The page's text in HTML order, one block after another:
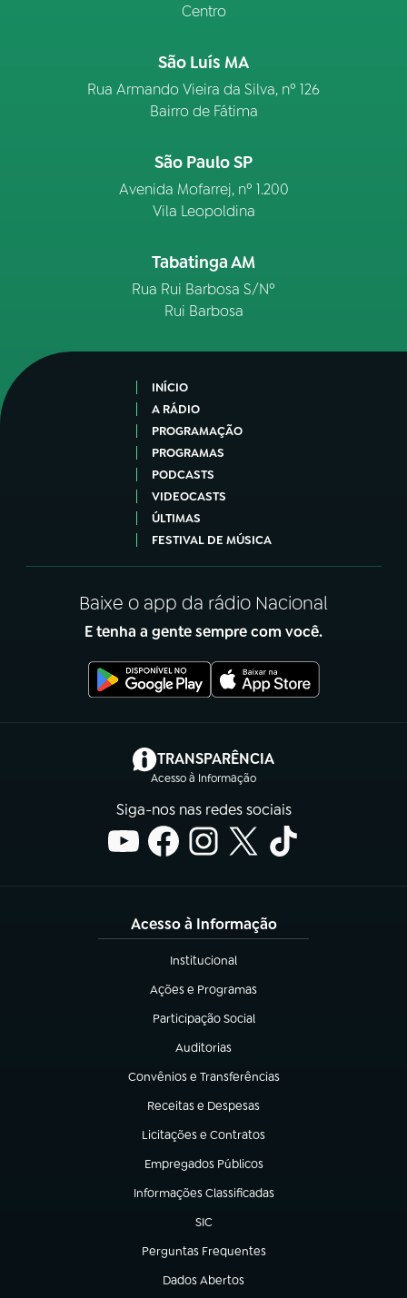
Centro
São Luís MA
Rua Armando Vieira da Silva, nº 126
Bairro de Fátima
São Paulo SP
Avenida Mofarrej, nº 1.200
Vila Leopoldina
Tabatinga AM
Rua Rui Barbosa S/Nº
Rui Barbosa
INÍCIO
A RÁDIO
PROGRAMAÇÃO
PROGRAMAS
PODCASTS
VIDEOCASTS
ÚLTIMAS
FESTIVAL DE MÚSICA
Baixe o app da rádio Nacional
E tenha a gente sempre com você.
TRANSPARÊNCIA
Acesso à Informação
(abre em nova aba)
Siga-nos nas redes sociais
Acesso à Informação
Institucional
(abre em nova aba)
Ações e Programas
(abre em nova aba)
Participação Social
(abre em nova aba)
Auditorias
(abre em nova aba)
Convênios e Transferências
(abre em nova aba)
Receitas e Despesas
(abre em nova aba)
Licitações e Contratos
(abre em nova aba)
Empregados Públicos
(abre em nova aba)
Informações Classificadas
(abre em nova aba)
SIC
(abre em nova aba)
Perguntas Frequentes
(abre em nova aba)
Dados Abertos
(abre em nova aba)